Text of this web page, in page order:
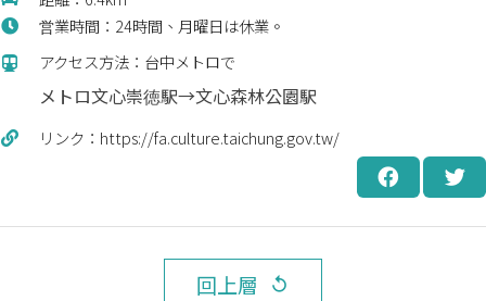
営業時間：24時間、月曜日は休業。
アクセス方法：台中メトロで
メトロ文心崇徳駅→文心森林公園駅
リンク：https://fa.culture.taichung.gov.tw/
回上層 replay